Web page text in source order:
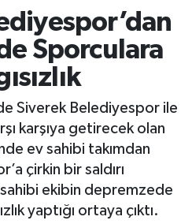
Sporculara
Siverek Belediyespor ile
karşıya getirecek olan
ev sahibi takımdan
çirkin bir saldırı
ekibin depremzede
yaptığı ortaya çıktı.
Vakitleri
Yoğunluk Haritası
ve Fikstür